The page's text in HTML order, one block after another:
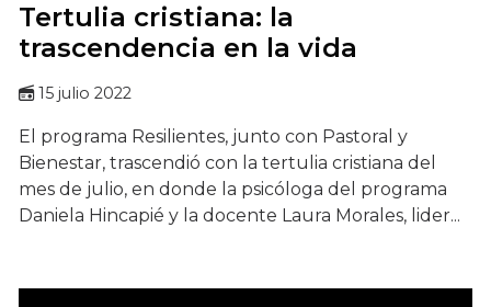
Tertulia cristiana: la
trascendencia en la vida
15 julio 2022
El programa Resilientes, junto con Pastoral y
Bienestar, trascendió con la tertulia cristiana del
mes de julio, en donde la psicóloga del programa
Daniela Hincapié y la docente Laura Morales, lider...